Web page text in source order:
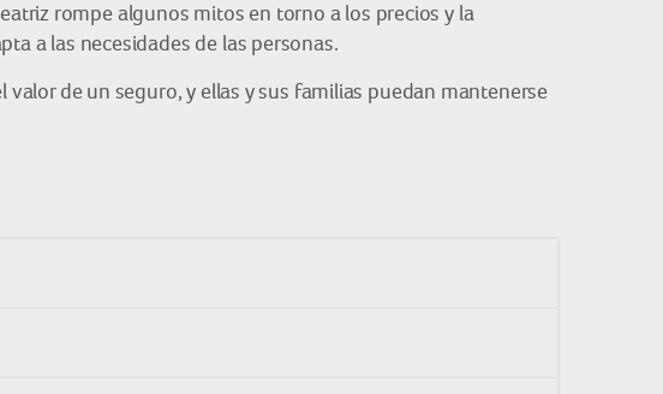
rompe algunos mitos en torno a los precios y la
a las necesidades de las personas.
de un seguro, y ellas y sus familias puedan mantenerse